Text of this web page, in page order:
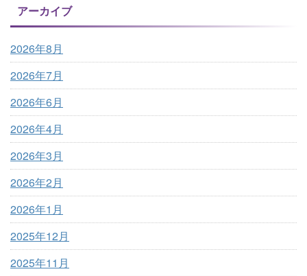
アーカイブ
2026年8月
2026年7月
2026年6月
2026年4月
2026年3月
2026年2月
2026年1月
2025年12月
2025年11月